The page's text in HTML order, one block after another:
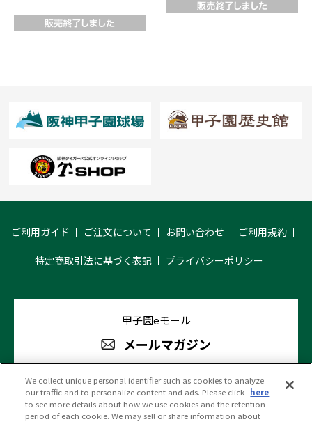
ご利用ガイド ご注文について お問い合わせ ご利用規約
特定商取引法に基づく表記 プライバシーポリシー
甲子園eモール
メールマガジン
阪神甲子園球場 公式SNS
We collect unique personal identifier such as cookies to analyze
our traffic and to personalize content and ads. Please click here
to see more details about how we use cookies and the retention
period of each cookie. We may sell or share information about